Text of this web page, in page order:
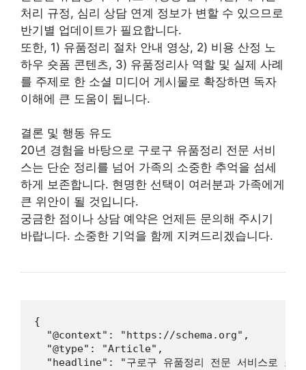
처리 규정, 심리 상담 연계 정보가 변할 수 있으므로
반기별 업데이트가 필요합니다.
또한, 1) 유품정리 절차 안내 영상, 2) 비용 산정 노
하우 숏폼 콘텐츠, 3) 유품정리사 역할 및 실제 사례
를 주제로 한 소셜 미디어 게시물로 확장하면 독자
이해에 큰 도움이 됩니다.
결론 및 행동 유도
20년 경험을 바탕으로 구로구 유품정리 전문 서비
스는 단순 정리를 넘어 가족의 소중한 추억을 섬세
하게 보존합니다. 현명한 선택이 여러분과 가족에게
큰 위안이 될 것입니다.
궁금한 점이나 상담 예약은 언제든 문의해 주시기
바랍니다. 소중한 기억을 함께 지켜드리겠습니다.
{
  "@context": "https://schema.org",
  "@type": "Article",
"headline": "구로구 유품정리 전문 서비스로 소